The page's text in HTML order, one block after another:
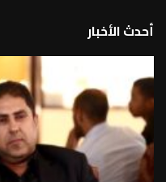
أحدث الأخبار